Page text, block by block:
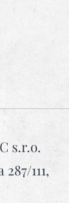
s.r.o.
111,